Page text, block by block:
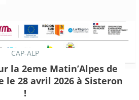
CAP-ALP
la 2eme Matin’Alpes de
le 28 avril 2026 à Sisteron
!